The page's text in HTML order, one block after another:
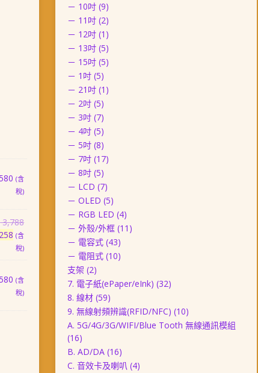
(含
稅)
3,788原
始
價
NT$ 3,788。
目
前
NT$ 3,258。
(含
稅)
(含
稅)
－ 10吋 (9)
－ 11吋 (2)
－ 12吋 (1)
－ 13吋 (5)
－ 15吋 (5)
－ 1吋 (5)
－ 21吋 (1)
－ 2吋 (5)
－ 3吋 (7)
－ 4吋 (5)
－ 5吋 (8)
－ 7吋 (17)
－ 8吋 (5)
－ LCD (7)
－ OLED (5)
－ RGB LED (4)
－ 外殼/外框 (11)
－ 電容式 (43)
－ 電阻式 (10)
支架 (2)
7. 電子紙(ePaper/eInk) (32)
8. 線材 (59)
9. 無線射頻辨識(RFID/NFC) (10)
A. 5G/4G/3G/WIFI/Blue Tooth 無線通訊模組
(16)
B. AD/DA (16)
C. 音效卡及喇叭 (4)